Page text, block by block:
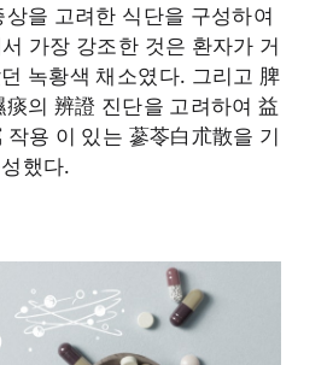
을 고려한 식단을 구성하여
가장 강조한 것은 환자가 거
녹황색 채소였다. 그리고 脾
의 辨證 진단을 고려하여 益
용 이 있는 蔘苓白朮散을 기
했다.